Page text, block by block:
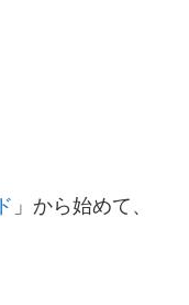
」から始めて、